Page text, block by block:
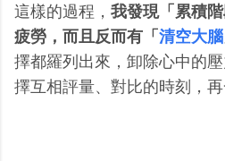
這樣的過程， 我發現「累積
疲勞，而且反而有「清空大腦
擇都羅列出來，卸除心中的
擇互相評量、對比的時刻，再